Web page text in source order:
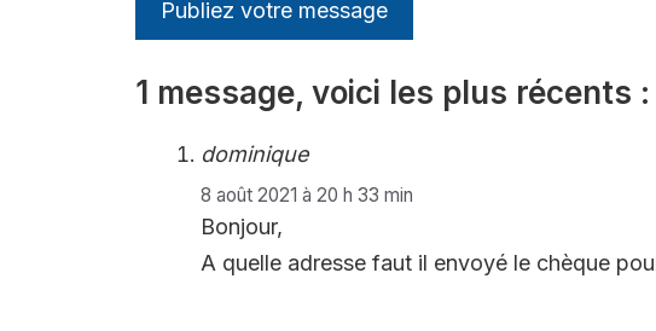
1 message, voici les plus récents :
dominique
8 août 2021 à 20 h 33 min
Bonjour,
A quelle adresse faut il envoyé le chèque